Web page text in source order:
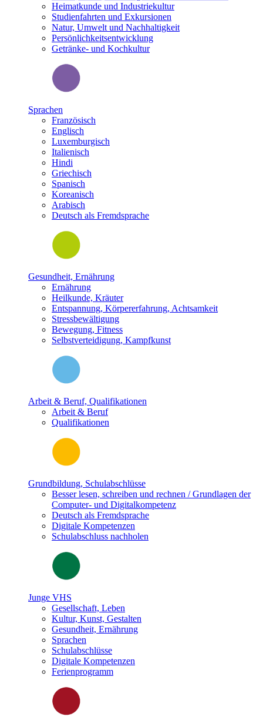
Heimatkunde und Industriekultur
Studienfahrten und Exkursionen
Natur, Umwelt und Nachhaltigkeit
Persönlichkeitsentwicklung
Getränke- und Kochkultur
Sprachen
Französisch
Englisch
Luxemburgisch
Italienisch
Hindi
Griechisch
Spanisch
Koreanisch
Arabisch
Deutsch als Fremdsprache
Gesundheit, Ernährung
Ernährung
Heilkunde, Kräuter
Entspannung, Körpererfahrung, Achtsamkeit
Stressbewältigung
Bewegung, Fitness
Selbstverteidigung, Kampfkunst
Arbeit & Beruf, Qualifikationen
Arbeit & Beruf
Qualifikationen
Grundbildung, Schulabschlüsse
Besser lesen, schreiben und rechnen / Grundlagen der
Computer- und Digitalkompetenz
Deutsch als Fremdsprache
Digitale Kompetenzen
Schulabschluss nachholen
Junge VHS
Gesellschaft, Leben
Kultur, Kunst, Gestalten
Gesundheit, Ernährung
Sprachen
Schulabschlüsse
Digitale Kompetenzen
Ferienprogramm